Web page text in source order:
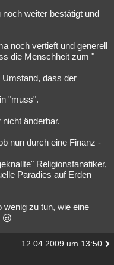
Geschlossen
weiter bestätigt und
noch vertieft und generell
die Menschheit zum "
Umstand, dass der
"muss".
änderbar.
nun durch eine Finanz -
Religionsfanatiker,
Paradies auf Erden
wenig zu tun, wie eine
12.04.2009 um 13:50